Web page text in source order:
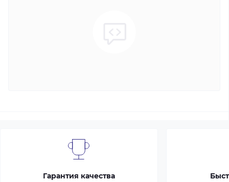
Гарантия качества